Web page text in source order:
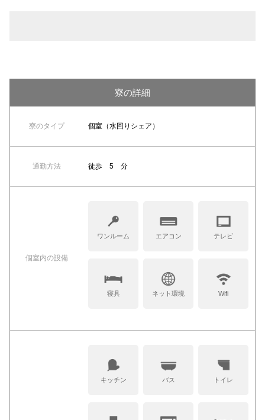
寮の詳細
寮のタイプ 個室（水回りシェア）
通勤方法 徒歩 5 分
個室内の設備
ワンルーム エアコン テレビ
寝具 ネット環境 Wifi
キッチン バス トイレ